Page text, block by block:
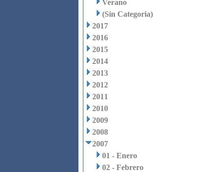
Verano
(Sin Categoria)
2017
2016
2015
2014
2013
2012
2011
2010
2009
2008
2007
01 - Enero
02 - Febrero